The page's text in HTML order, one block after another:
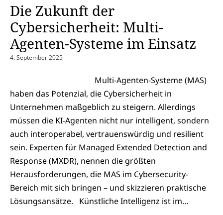
Die Zukunft der
Cybersicherheit: Multi-
Agenten-Systeme im Einsatz
4. September 2025
Multi-Agenten-Systeme (MAS)
haben das Potenzial, die Cybersicherheit in
Unternehmen maßgeblich zu steigern. Allerdings
müssen die KI-Agenten nicht nur intelligent, sondern
auch interoperabel, vertrauenswürdig und resilient
sein. Experten für Managed Extended Detection and
Response (MXDR), nennen die größten
Herausforderungen, die MAS im Cybersecurity-
Bereich mit sich bringen – und skizzieren praktische
Lösungsansätze. Künstliche Intelligenz ist im…